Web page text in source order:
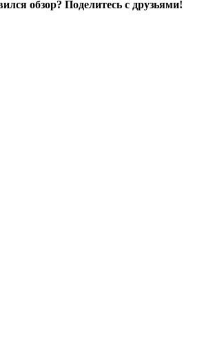
обзор? Поделитесь с друзьями!